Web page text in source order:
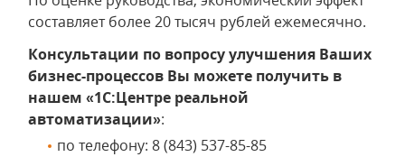
составляет более 20 тысяч рублей ежемесячно.
Консультации по вопросу улучшения Ваших
бизнес-процессов Вы можете получить в
нашем «1С:Центре реальной
автоматизации»:
по телефону: 8 (843) 537-85-85